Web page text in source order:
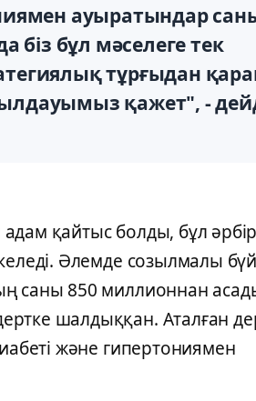
ауыратындар
біз бұл мәселеге тек
тұрғыдан
қажет", -
қайтыс болды, бұл
Әлемде созылмалы
саны 850 миллионнан
шалдыққан. Аталған
және гипертониямен